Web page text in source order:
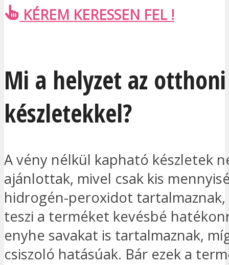
KÉREM KERESSEN FEL !
Mi a helyzet az otthoni
készletekkel?
A vény nélkül kapható készletek
ajánlottak, mivel csak kis
hidrogén-peroxidot tartalmaznak,
teszi a terméket kevésbé
enyhe savakat is tartalmaznak,
csiszoló hatásúak. Bár ezek a